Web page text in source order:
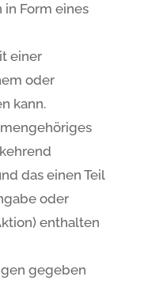
in Form eines
einer
oder
kann.
das einen Teil
oder
enthalten
gegeben